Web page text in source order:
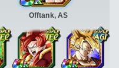
Offtank, AS